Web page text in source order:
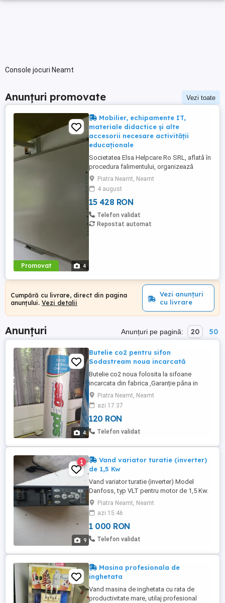
Console jocuri Neamt
Anunțuri promovate Vezi toate
Promovat 4
Mobilier, echipamente IT,
materiale didactice și alte
accesorii necesare activității
educaționale
Societatea Elsa Helpcare Ro SRL, aflată în
procedura falimentului, organizează
licitație publică cu strigare pentru
valorificarea bunurilor mobile specifice
activității de tip after school, la un preț
redus cu 45% față de valoarea de
evaluare. Bunurile supuse licitației includ:
mobilier (mese, scaune, ...
Piatra Neamt, Neamt
4 august
15 428 RON
Telefon validat
Repostat automat
Cumpără cu livrare, direct din pagina
anunțului. Vezi detalii
Vezi anunțuri
cu livrare
Anunțuri Anunțuri pe pagină: 20 50
4
Butelie co2 pentru sifon
Sodastream noua incarcată
Butelie co2 noua folosita la sifoane
incarcata din fabrica ,Garanție păna in
2031 ,dupa golire se poate reincarca,cu
co 2 alimentar Atentie este modelul cu filet
original SodaStream Preț fix
Piatra Neamt, Neamt
azi 17:37
120 RON
Telefon validat
9
1
Vand variator turatie (inverter)
de 1,5 Kw
Vand variator turatie (inverter) Model
Danfoss, typ VLT pentru motor de 1,5 Kw.
U intrare 3 x 380 V U iesire, maxim 3 x380 V
Motor 380 V legat in Stea de maxim 1,5
Kw Interfata de comanda si programare
parametri detasabila, care poate fi
montata pe tablou prin intermediul
Piatra Neamt, Neamt
azi 15:46
1 000 RON
Telefon validat
Masina profesionala de
inghetata
Vand masina de inghetata cu rata de
productivitate mare, utilaj profesional